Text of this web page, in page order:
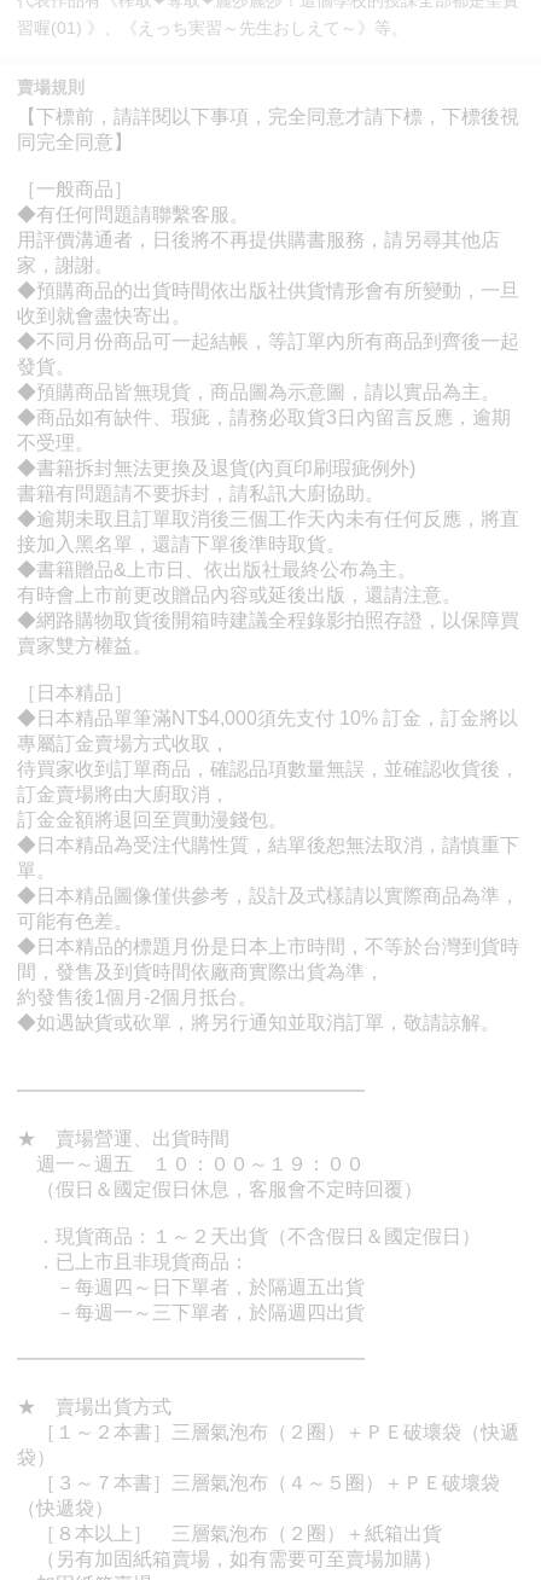
習喔(01) 》、《えっち実習～先生おしえて～》等。
賣場規則